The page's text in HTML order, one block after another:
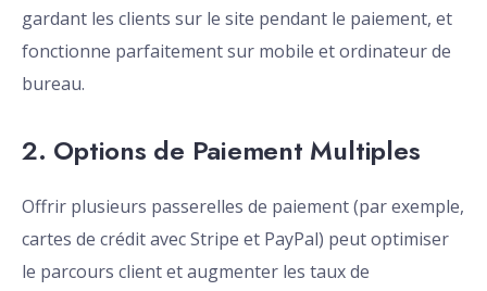
gardant les clients sur le site pendant le paiement, et
fonctionne parfaitement sur mobile et ordinateur de
bureau.
2. Options de Paiement Multiples
Offrir plusieurs passerelles de paiement (par exemple,
cartes de crédit avec Stripe et PayPal) peut optimiser
le parcours client et augmenter les taux de